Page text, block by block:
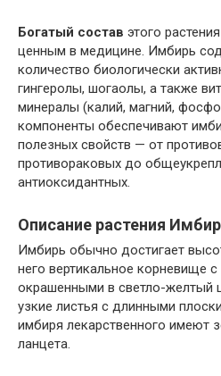
Богатый состав этого
ценным в медицине. Имбирь
количество биологически
гингеролы, шогаолы, а также
минералы (калий, магний,
компоненты обеспечивают
полезных свойств — от
противораковых до
антиоксидантных.
Описание растения
Имбирь обычно достигает
него вертикальное корневище
окрашенными в светло-желтый
узкие листья с длинными
имбиря лекарственного имеют
ланцета.